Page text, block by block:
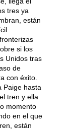
tres ya
están
si los
Unidos tras
de
con éxito.
Paige hasta
tren y ella
momento
en el que
están